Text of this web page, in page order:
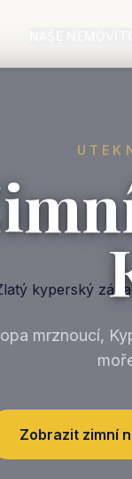
mrznoucí,
Zobrazit zimní